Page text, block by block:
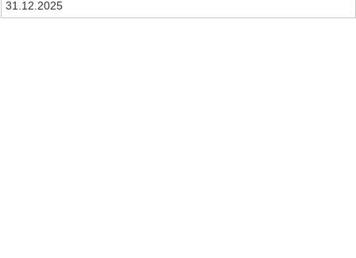
31.12.2025